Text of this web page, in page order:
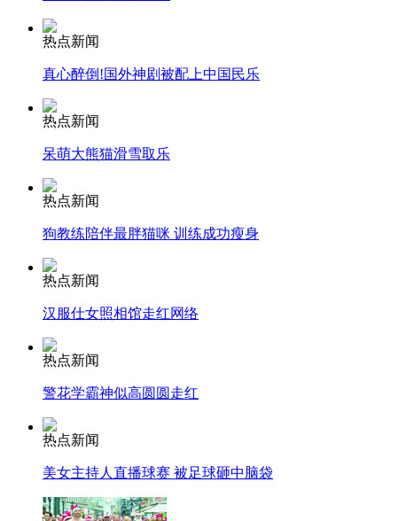
安徽一实载49人客车翻车
走！跟着总书记去植树
消防员救轻生者 花炮节热闹非凡
纽约上演“枕头大战”
司机酒驾遇交警 急速倒车逃窜
热点新闻
真心醉倒!国外神剧被配上中国民乐
热点新闻
呆萌大熊猫滑雪取乐
热点新闻
狗教练陪伴最胖猫咪 训练成功瘦身
热点新闻
汉服仕女照相馆走红网络
热点新闻
警花学霸神似高圆圆走红
热点新闻
美女主持人直播球赛 被足球砸中脑袋